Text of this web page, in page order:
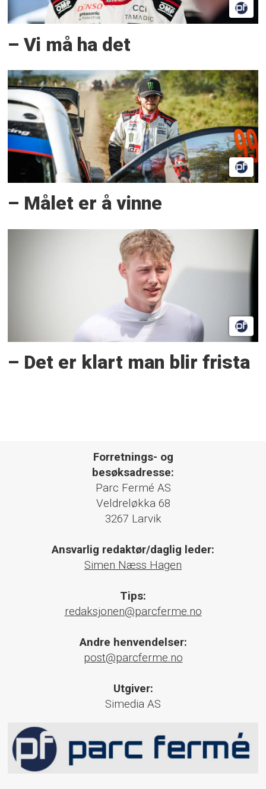
– Vi må ha det
– Målet er å vinne
– Det er klart man blir frista
Forretnings- og
besøksadresse:
Parc Fermé AS
Veldreløkka 68
3267 Larvik
Ansvarlig redaktør/daglig leder:
Simen Næss Hagen
Tips:
redaksjonen@parcferme.no
Andre henvendelser:
post@parcferme.no
Utgiver:
Simedia AS